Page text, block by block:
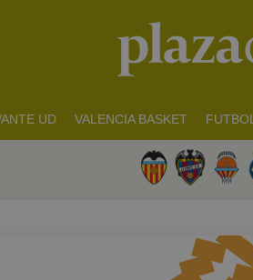
UD VALENCIA BASKET FUTBOL